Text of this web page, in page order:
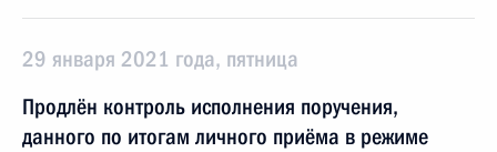
29 января 2021 года, пятница
Продлён контроль исполнения поручения,
данного по итогам личного приёма в режиме